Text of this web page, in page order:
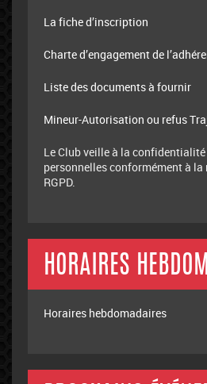
La fiche d’inscription
Charte d’engagement de
Liste des documents à fournir
Mineur-Autorisation ou refus
Le Club veille à la confidentialité
personnelles conformément à
RGPD.
HORAIRES
Horaires hebdomadaires